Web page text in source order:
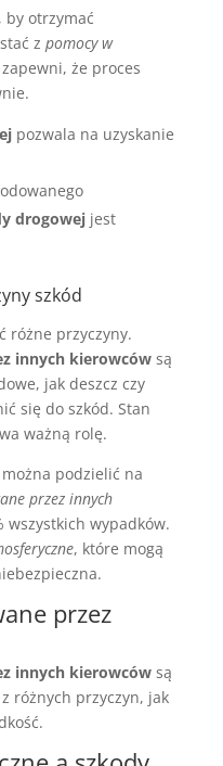
by otrzymać
z pomocy w
że proces
pozwala na uzyskanie
drogowejjest
szkód
różne przyczyny.
innych kierowcówsą
jak deszcz czy
się do szkód. Stan
ważną rolę.
podzielić na
przez innych
wszystkich wypadków.
, które mogą
przez
innych kierowcówsą
różnych przyczyn, jak